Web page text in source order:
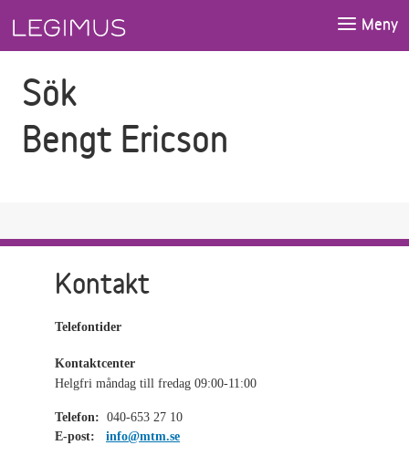
Meny
Sök
Bengt Ericson
Kontakt
Telefontider
Kontaktcenter
Helgfri måndag till fredag 09:00-11:00
Telefon: 040-653 27 10
E-post:
info@mtm.se